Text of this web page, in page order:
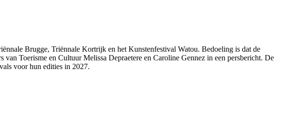
Brugge, Triënnale Kortrijk en het Kunstenfestival Watou. Bedoeling is dat de
Toerisme en Cultuur Melissa Depraetere en Caroline Gennez in een persbericht. De
voor hun edities in 2027.